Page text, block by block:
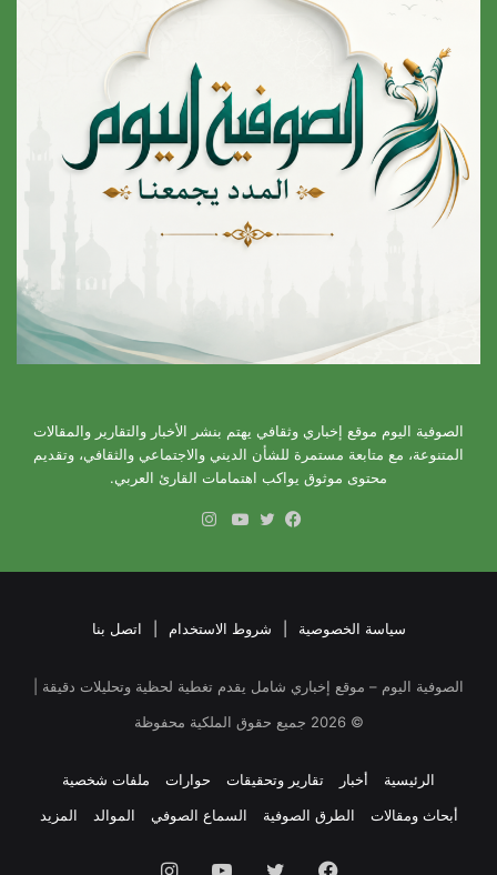
الصوفية اليوم موقع إخباري وثقافي يهتم بنشر الأخبار والتقارير والمقالات
المتنوعة، مع متابعة مستمرة للشأن الديني والاجتماعي والثقافي، وتقديم
محتوى موثوق يواكب اهتمامات القارئ العربي.
سياسة الخصوصية شروط الاستخدام اتصل بنا
الصوفية اليوم – موقع إخباري شامل يقدم تغطية لحظية وتحليلات دقيقة |
©
2026 جميع حقوق الملكية محفوظة
الرئيسية أخبار تقارير وتحقيقات حوارات
ملفات شخصية
أبحاث ومقالات
الطرق الصوفية السماع الصوفي الموالد المزيد
فيسبوك تويتر يوتيوب